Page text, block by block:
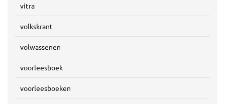
vitra
volkskrant
volwassenen
voorleesboek
voorleesboeken